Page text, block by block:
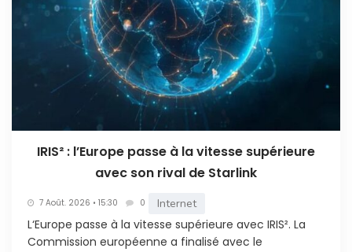
IRIS² : l’Europe passe à la vitesse supérieure
avec son rival de Starlink
7 Août. 2026 • 15:30 0 Internet
L‘Europe passe à la vitesse supérieure avec IRIS². La
Commission européenne a finalisé avec le